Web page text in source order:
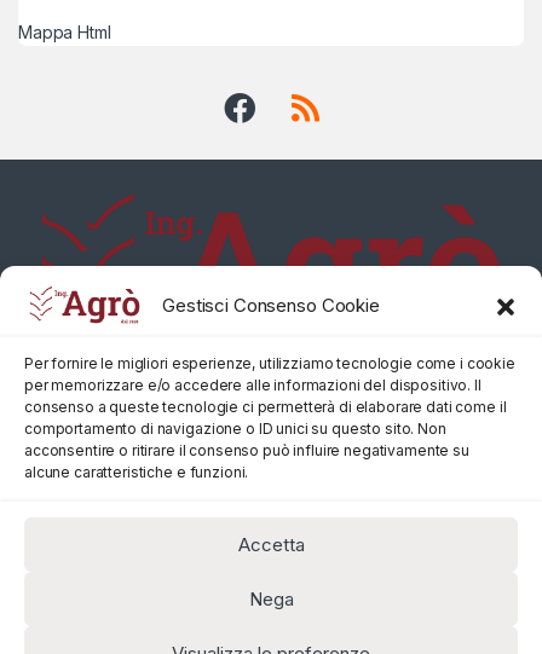
Gestisci Consenso Cookie
Per fornire le migliori esperienze, utilizziamo tecnologie come i cookie
per memorizzare e/o accedere alle informazioni del dispositivo. Il
consenso a queste tecnologie ci permetterà di elaborare dati come il
comportamento di navigazione o ID unici su questo sito. Non
acconsentire o ritirare il consenso può influire negativamente su
alcune caratteristiche e funzioni.
Accetta
Nega
Mappa Html